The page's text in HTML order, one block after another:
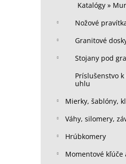
Katalógy »
Nožové
Granitové
Stojany pod
Príslušenstvo
uhlu
Mierky, šablóny,
Váhy, silomery,
Hrúbkomery
Momentové